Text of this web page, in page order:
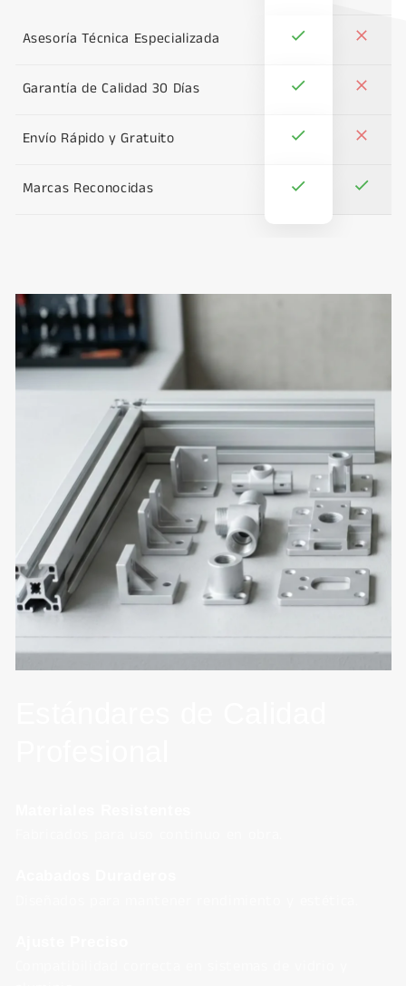
Asesoría Técnica Especializada
Garantía de Calidad 30 Días
Envío Rápido y Gratuito
Marcas Reconocidas